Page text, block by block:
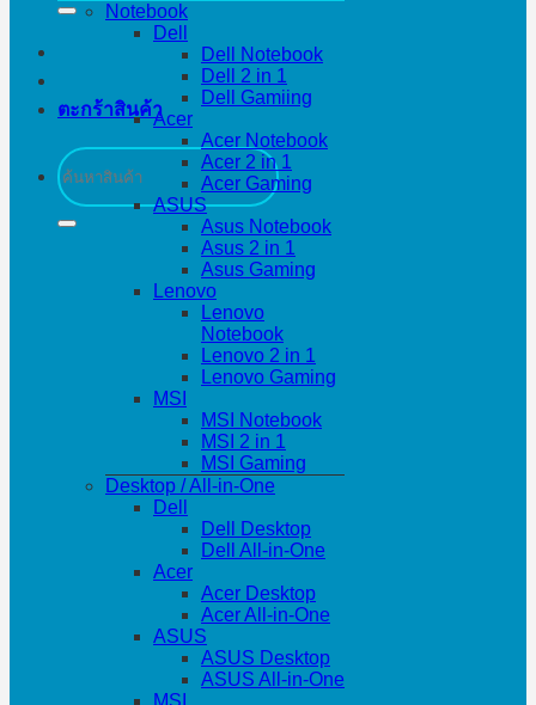
ตะกร้าสินค้า
ค้นหา:
Notebook
Dell
Dell Notebook
Dell 2 in 1
Dell Gamiing
Acer
Acer Notebook
Acer 2 in 1
Acer Gaming
ASUS
Asus Notebook
Asus 2 in 1
Asus Gaming
Lenovo
Lenovo
Notebook
Lenovo 2 in 1
Lenovo Gaming
MSI
MSI Notebook
MSI 2 in 1
MSI Gaming
Desktop / All-in-One
Dell
Dell Desktop
Dell All-in-One
Acer
Acer Desktop
Acer All-in-One
ASUS
ASUS Desktop
ASUS All-in-One
MSI